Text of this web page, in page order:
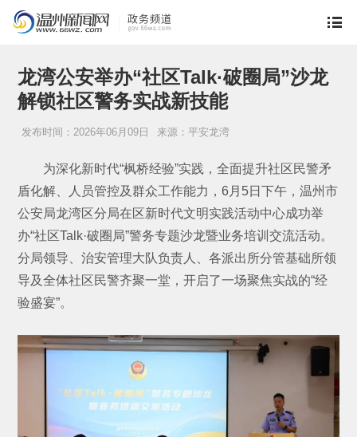
龙湾公安举办“社区Talk·破圈局”沙龙
解锁社区警务实战新技能
发布时间：2026年06月09日 来源：平安龙湾
为深化新时代“枫桥经验”实践，全面提升社区民警矛
盾化解、人员管控及群众工作能力，6月5日下午，温州市
公安局龙湾区分局在区新时代文明实践活动中心成功举
办“社区Talk·破圈局”警务专题沙龙暨业务培训交流活动。
分局领导、治安管理大队负责人、各派出所分管基础所领
导及全体社区民警齐聚一堂，开启了一场聚焦实战的“经
验盛宴”。